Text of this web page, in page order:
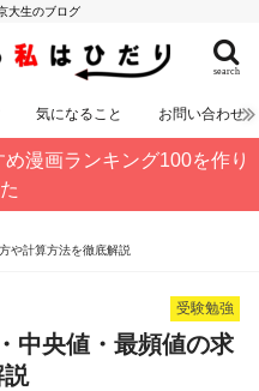
大生のブログ
search
気になること お問い合わせ
め漫画ランキング100を作り
や計算方法を徹底解説
受験勉強
中央値・最頻値の求
説